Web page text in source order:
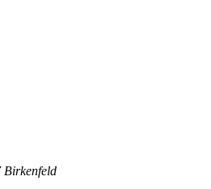
Birkenfeld